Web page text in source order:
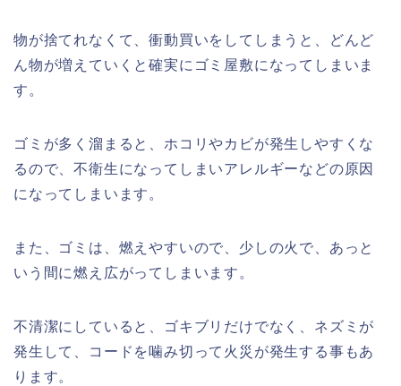
物が捨てれなくて、衝動買いをしてしまうと、どんど
ん物が増えていくと確実にゴミ屋敷になってしまいま
す。
ゴミが多く溜まると、ホコリやカビが発生しやすくな
るので、不衛生になってしまいアレルギーなどの原因
になってしまいます。
また、ゴミは、燃えやすいので、少しの火で、あっと
いう間に燃え広がってしまいます。
不清潔にしていると、ゴキブリだけでなく、ネズミが
発生して、コードを噛み切って火災が発生する事もあ
ります。